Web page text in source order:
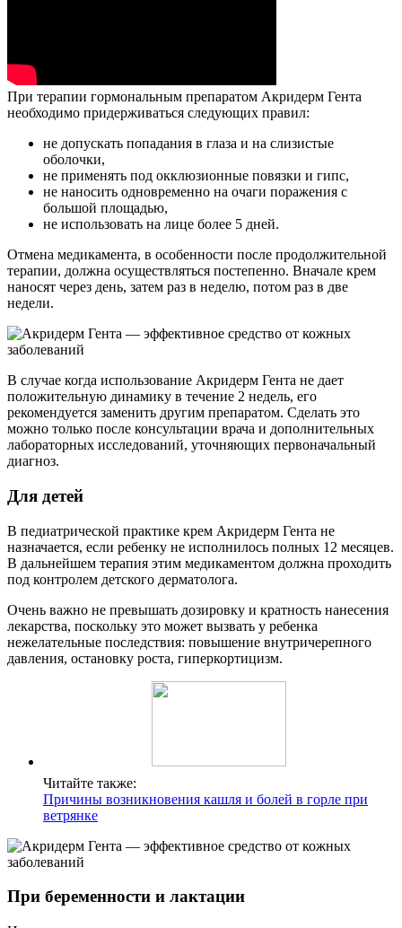
При терапии гормональным препаратом Акридерм Гента
необходимо придерживаться следующих правил:
не допускать попадания в глаза и на слизистые
оболочки,
не применять под окклюзионные повязки и гипс,
не наносить одновременно на очаги поражения с
большой площадью,
не использовать на лице более 5 дней.
Отмена медикамента, в особенности после продолжительной
терапии, должна осуществляться постепенно. Вначале крем
наносят через день, затем раз в неделю, потом раз в две
недели.
В случае когда использование Акридерм Гента не дает
положительную динамику в течение 2 недель, его
рекомендуется заменить другим препаратом. Сделать это
можно только после консультации врача и дополнительных
лабораторных исследований, уточняющих первоначальный
диагноз.
Для детей
В педиатрической практике крем Акридерм Гента не
назначается, если ребенку не исполнилось полных 12 месяцев.
В дальнейшем терапия этим медикаментом должна проходить
под контролем детского дерматолога.
Очень важно не превышать дозировку и кратность нанесения
лекарства, поскольку это может вызвать у ребенка
нежелательные последствия: повышение внутричерепного
давления, остановку роста, гиперкортицизм.
Читайте также:
Причины возникновения кашля и болей в горле при
ветрянке
При беременности и лактации